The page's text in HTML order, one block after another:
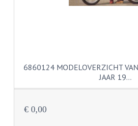
SPECIAAL VOOR
6860124 MODELOVERZICHT
JAAR 19…
€ 0,00